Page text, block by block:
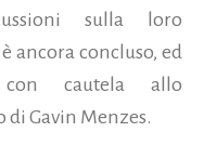
sulla loro
ancora concluso, ed
cautela allo
Gavin Menzes.